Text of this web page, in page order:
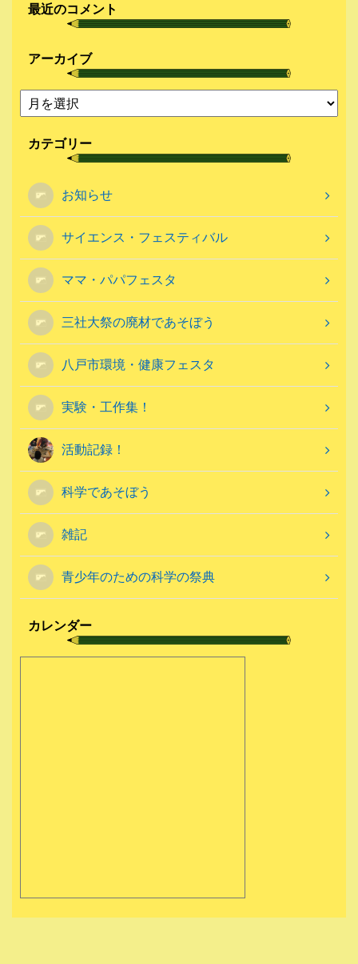
最近のコメント
アーカイブ
カテゴリー
お知らせ
サイエンス・フェスティバル
ママ・パパフェスタ
三社大祭の廃材であそぼう
八戸市環境・健康フェスタ
実験・工作集！
活動記録！
科学であそぼう
雑記
青少年のための科学の祭典
カレンダー